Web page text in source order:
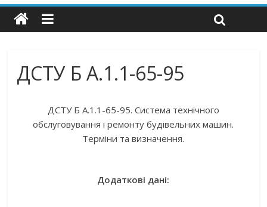
ДСТУ Б А.1.1-65-95
ДСТУ Б А.1.1-65-95. Система технічного
обслуговування і ремонту будівельних машин.
Терміни та визначення.
Додаткові дані: